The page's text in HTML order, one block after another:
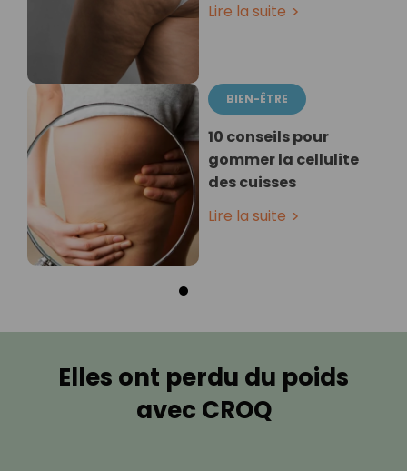
Lire la suite
BIEN-ÊTRE
10 conseils pour
gommer la cellulite
des cuisses
Lire la suite
Elles ont perdu du poids
avec CROQ